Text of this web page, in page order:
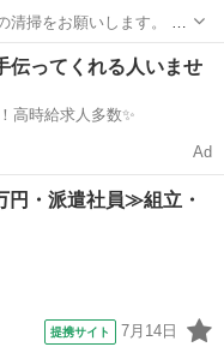
清掃をお願いします。 難
主な業務内容
タッフ
伝ってくれる人いませ
登録不要！高時給求人多数✨
Ad
・派遣社員≫組立・
提携サイト 7月14日